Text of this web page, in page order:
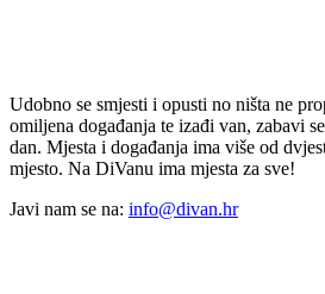
Udobno se smjesti i opusti no ništa ne
omiljena događanja te izađi van, zabavi
dan. Mjesta i događanja ima više od
mjesto. Na DiVanu ima mjesta za sve!
Javi nam se na: info@divan.hr